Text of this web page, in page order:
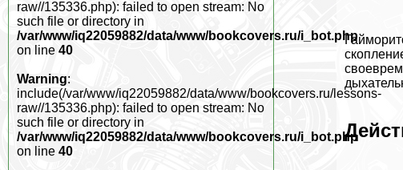
raw//135336.php): failed to open stream: No
such file or directory in
/var/www/iq22059882/data/www/bookcovers.ru/i_bot.php
on line 40
Warning:
include(/var/www/iq22059882/data/www/bookcovers.ru/lessons-
raw//135336.php): failed to open stream: No
such file or directory in
/var/www/iq22059882/data/www/bookcovers.ru/i_bot.php
on line 40